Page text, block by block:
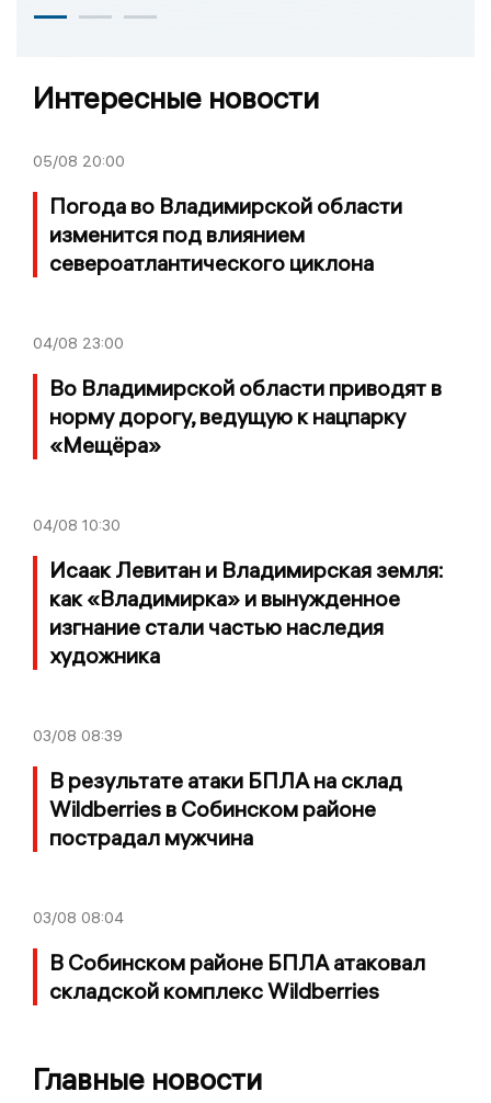
Интересные новости
05/08 20:00
Погода во Владимирской области
изменится под влиянием
североатлантического циклона
04/08 23:00
Во Владимирской области приводят в
норму дорогу, ведущую к нацпарку
«Мещёра»
04/08 10:30
Исаак Левитан и Владимирская земля:
как «Владимирка» и вынужденное
изгнание стали частью наследия
художника
03/08 08:39
В результате атаки БПЛА на склад
Wildberries в Собинском районе
пострадал мужчина
03/08 08:04
В Собинском районе БПЛА атаковал
складской комплекс Wildberries
Главные новости